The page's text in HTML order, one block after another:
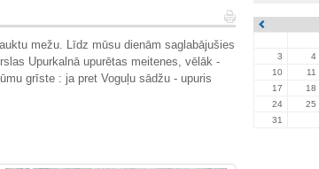
mežu. Līdz mūsu dienām saglabājušies
Upurkalnā upurētas meitenes, vēlāk -
grīste : ja pret Voguļu sādžu - upuris
3
4
10
11
17
18
24
25
31